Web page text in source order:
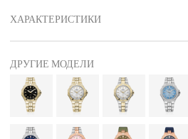
ХАРАКТЕРИСТИКИ
ДРУГИЕ МОДЕЛИ